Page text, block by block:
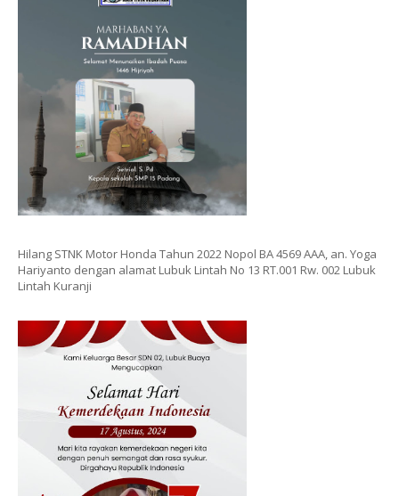
Hilang STNK Motor Honda Tahun 2022 Nopol BA 4569 AAA, an. Yoga
Hariyanto dengan alamat Lubuk Lintah No 13 RT.001 Rw. 002 Lubuk
Lintah Kuranji